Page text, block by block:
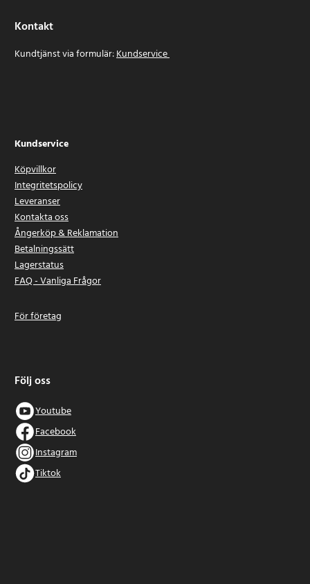
Kontakt
Kundtjänst via formulär:Kundservice
Kundservice
Köpvillkor
Integritetspolicy
Leveranser
Kontakta oss
Ångerköp & Reklamation
Betalningssätt
Lagerstatus
FAQ - Vanliga Frågor
För företag
Följ oss
Youtube
Facebook
Instagram
Tiktok